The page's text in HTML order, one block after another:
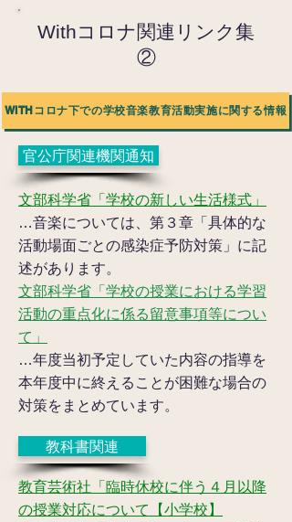
Withコロナ関連リンク集
②
WITHコロナ下での学校音楽教育活動実施に関する情報
官公庁関連機関通知
文部科学省「学校の新しい生活様式」
…音楽については、第３章「具体的な
活動場面ごとの感染症予防対策」に記
述があります。
文部科学省「学校の授業における学習
活動の重点化に係る留意事項等につい
て」
…年度当初予定していた内容の指導を
本年度中に終えることが困難な場合の
対策をまとめています。
教科書関連
教育芸術社「臨時休校に伴う４月以降
の授業対応について【小学校】